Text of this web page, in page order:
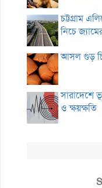
চট্টগ্রাম
নিচে
আসল গুড়
সারাদেশে
ও ক্ষয়ক্ষতি